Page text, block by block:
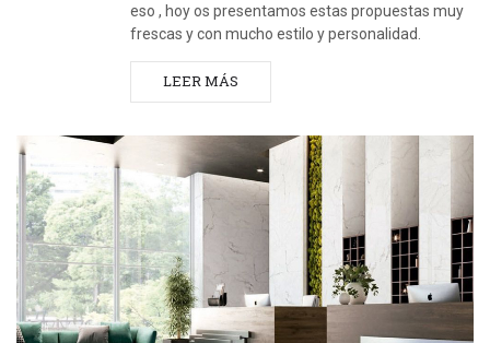
eso , hoy os presentamos estas propuestas muy
frescas y con mucho estilo y personalidad.
LEER MÁS